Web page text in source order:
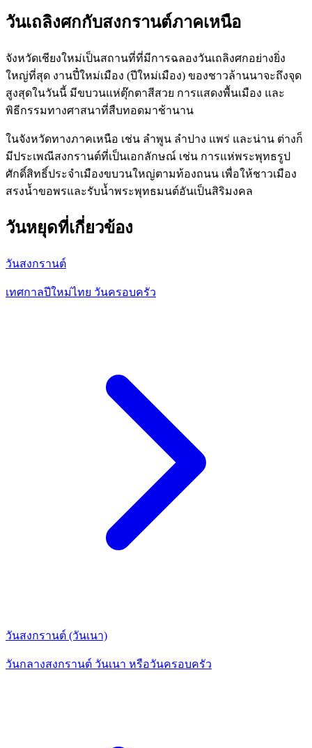
วันเถลิงศกกับสงกรานต์ภาคเหนือ
จังหวัดเชียงใหม่เป็นสถานที่ที่มีการฉลองวันเถลิงศกอย่างยิ่ง
ใหญ่ที่สุด งานปี๋ใหม่เมือง (ปีใหม่เมือง) ของชาวล้านนาจะถึงจุด
สูงสุดในวันนี้ มีขบวนแห่ตุ๊กตาสีสวย การแสดงพื้นเมือง และ
พิธีกรรมทางศาสนาที่สืบทอดมาช้านาน
ในจังหวัดทางภาคเหนือ เช่น ลำพูน ลำปาง แพร่ และน่าน ต่างก็
มีประเพณีสงกรานต์ที่เป็นเอกลักษณ์ เช่น การแห่พระพุทธรูป
ศักดิ์สิทธิ์ประจำเมืองขบวนใหญ่ตามท้องถนน เพื่อให้ชาวเมือง
สรงน้ำขอพรและรับน้ำพระพุทธมนต์อันเป็นสิริมงคล
วันหยุดที่เกี่ยวข้อง
วันสงกรานต์
เทศกาลปีใหม่ไทย วันครอบครัว
วันสงกรานต์ (วันเนา)
วันกลางสงกรานต์ วันเนา หรือวันครอบครัว